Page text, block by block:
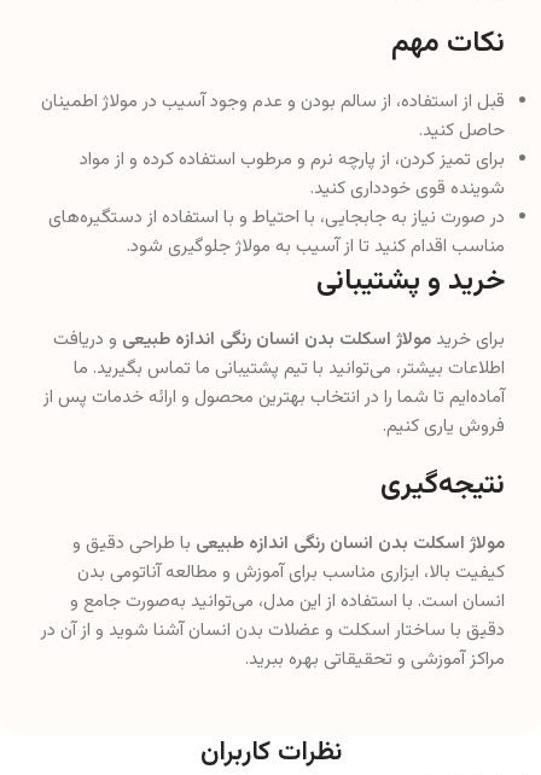
نکات مهم
قبل از استفاده، از سالم بودن و عدم وجود آسیب در مولاژ اطمینان
حاصل کنید.
برای تمیز کردن، از پارچه نرم و مرطوب استفاده کرده و از مواد
شوینده قوی خودداری کنید.
در صورت نیاز به جابجایی، با احتیاط و با استفاده از دستگیره‌های
مناسب اقدام کنید تا از آسیب به مولاژ جلوگیری شود.
خرید و پشتیبانی
برای خرید مولاژ اسکلت بدن انسان رنگی اندازه طبیعی و دریافت
اطلاعات بیشتر، می‌توانید با تیم پشتیبانی ما تماس بگیرید. ما
آماده‌ایم تا شما را در انتخاب بهترین محصول و ارائه خدمات پس از
فروش یاری کنیم.
نتیجه‌گیری
مولاژ اسکلت بدن انسان رنگی اندازه طبیعی با طراحی دقیق و
کیفیت بالا، ابزاری مناسب برای آموزش و مطالعه آناتومی بدن
انسان است. با استفاده از این مدل، می‌توانید به‌صورت جامع و
دقیق با ساختار اسکلت و عضلات بدن انسان آشنا شوید و از آن در
مراکز آموزشی و تحقیقاتی بهره ببرید.
نظرات کاربران